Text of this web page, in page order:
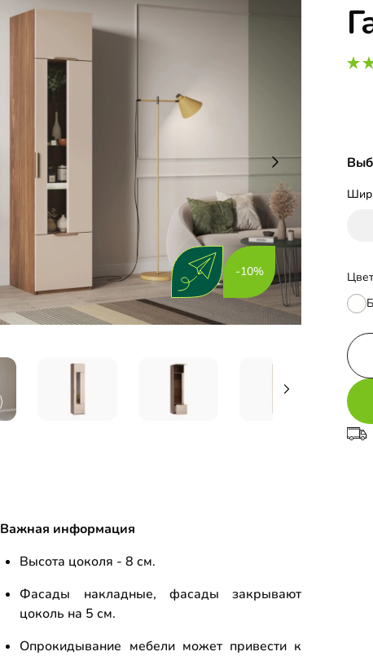
-10%
Важная информация
Высота цоколя - 8 см.
Фасады накладные, фасады закрывают
цоколь на 5 см.
Опрокидывание мебели может привести к